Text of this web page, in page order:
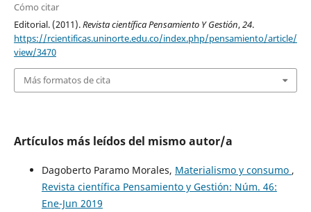
Cómo citar
Editorial. (2011).Revista científica Pensamiento Y Gestión,24.
https://rcientificas.uninorte.edu.co/index.php/pensamiento/article/
view/3470
Más formatos de cita
Artículos más leídos del mismo autor/a
Dagoberto Paramo Morales, Materialismo y consumo ,
Revista científica Pensamiento y Gestión: Núm. 46:
Ene-Jun 2019